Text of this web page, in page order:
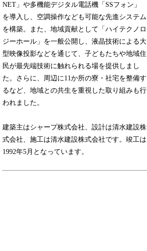
NET」や多機能デジタル電話機「SSフォン」
を導入し、空調操作なども可能な先進システム
を構築。また、地域貢献として「ハイテクノロ
ジーホール」を一般公開し、液晶技術による大
型映像投影などを通じて、子どもたちや地域住
民が最先端技術に触れられる場を提供しまし
た。さらに、周辺に11か所の寮・社宅を整備す
るなど、地域との共生を重視した取り組みも行
われました。
建築主はシャープ株式会社、設計は清水建設株
式会社、施工は清水建設株式会社です。竣工は
1992年5月となっています。